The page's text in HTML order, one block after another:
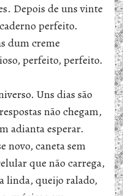
Depois de uns vinte
perfeito.
dum creme
perfeito, perfeito.
Uns dias são
não chegam,
adianta esperar.
novo, caneta sem
que não carrega,
linda, queijo ralado,